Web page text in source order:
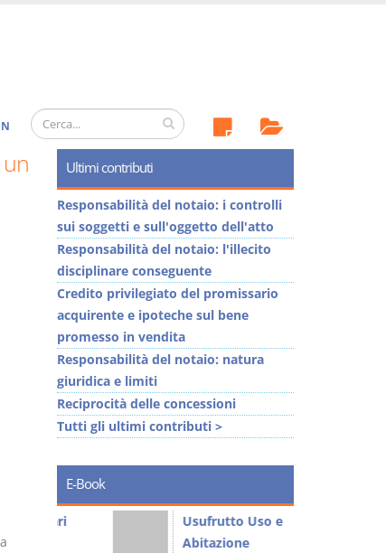
Ultimi contributi
Responsabilità del notaio: i controlli
sui soggetti e sull'oggetto dell'atto
Responsabilità del notaio: l'illecito
disciplinare conseguente
Credito privilegiato del promissario
acquirente e ipoteche sul bene
promesso in vendita
Responsabilità del notaio: natura
giuridica e limiti
Reciprocità delle concessioni
Tutti gli ultimi contributi >
E-Book
Usufrutto Uso e
Abitazione